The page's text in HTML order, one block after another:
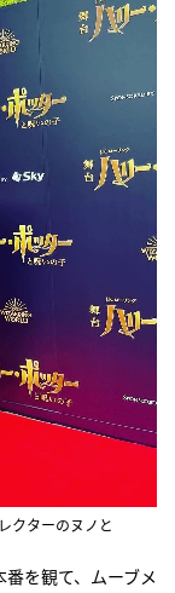
クターのヌノと
を観て、ムーブメ